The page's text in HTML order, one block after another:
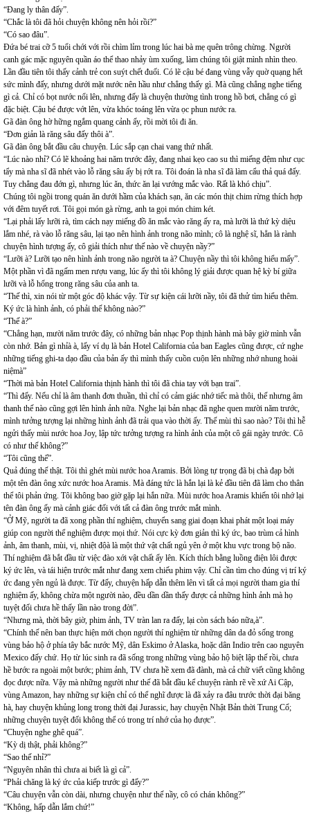
“Đang ly thân đấy”.
“Chắc là tôi đã hỏi chuyện không nên hỏi rồi?”
“Có sao đâu”.
Đứa bé trai cỡ 5 tuổi chới với rồi chìm lỉm trong lúc hai bà mẹ quên trông chừng. Người
canh gác mặc nguyên quần áo thể thao nhảy ùm xuống, làm chúng tôi giật mình nhìn theo.
Lần đầu tiên tôi thấy cảnh trẻ con suýt chết đuối. Có lẽ cậu bé đang vùng vẫy quờ quạng hết
sức mình đấy, nhưng dưới mặt nước nên hầu như chẳng thấy gì. Mà cũng chẳng nghe tiếng
gì cả. Chỉ có bọt nước nổi lên, nhưng đấy là chuyện thường tình trong hồ bơi, chẳng có gì
đặc biệt. Cậu bé được vớt lên, vừa khóc toáng lên vừa ọc phun nước ra.
Gã đàn ông hờ hững ngắm quang cảnh ấy, rồi mời tôi đi ăn.
“Đơn giản là răng sâu đấy thôi à”.
Gã đàn ông bắt đầu câu chuyện. Lúc sắp cạn chai vang thứ nhất.
“Lúc nào nhỉ? Có lẽ khoảng hai năm trước đây, đang nhai kẹo cao su thì miếng đệm như cục
tẩy mà nha sĩ đã nhét vào lỗ răng sâu ấy bị rớt ra. Tôi đoán là nha sĩ đã làm cẩu thả quá đấy.
Tuy chẳng đau đớn gì, nhưng lúc ăn, thức ăn lại vướng mắc vào. Rất là khó chịu”.
Chúng tôi ngồi trong quán ăn dưới hầm của khách sạn, ăn các món thịt chim rừng thích hợp
với đêm tuyết rơi. Tôi gọi món gà rừng, anh ta gọi món chim két.
“Lại phải lấy lưỡi rà, tìm cách nạy miếng đồ ăn mắc vào răng ấy ra, mà lưỡi là thứ kỳ diệu
lắm nhé, rà vào lỗ răng sâu, lại tạo nên hình ảnh trong não mình; cô là nghệ sĩ, hẳn là rành
chuyện hình tượng ấy, cô giải thích như thế nào về chuyện nầy?”
“Lưỡi à? Lưỡi tạo nên hình ảnh trong não người ta à? Chuyện nầy thì tôi không hiểu mấy”.
Một phần vì đã ngấm men rượu vang, lúc ấy thì tôi không lý giải được quan hệ kỳ bí giữa
lưỡi và lỗ hổng trong răng sâu của anh ta.
“Thế thì, xin nói từ một góc độ khác vậy. Từ sự kiện cái lưỡi nầy, tôi đã thử tìm hiểu thêm.
Ký ức là hình ảnh, có phải thế không nào?”
“Thế à?”
“Chẳng hạn, mười năm trước đây, có những bản nhạc Pop thịnh hành mà bây giờ mình vẫn
còn nhớ. Bản gì nhỉà à, lấy ví dụ là bản Hotel California của ban Eagles cũng được, cứ nghe
những tiếng ghi-ta dạo đầu của bản ấy thì mình thấy cuồn cuộn lên những nhớ nhung hoài
niệmà”
“Thời mà bản Hotel California thịnh hành thì tôi đã chia tay với bạn trai”.
“Thì đấy. Nếu chỉ là âm thanh đơn thuần, thì chỉ có cảm giác nhớ tiếc mà thôi, thế nhưng âm
thanh thế nào cũng gợi lên hình ảnh nữa. Nghe lại bản nhạc đã nghe quen mười năm trước,
mình tưởng tượng lại những hình ảnh đã trải qua vào thời ấy. Thế mùi thì sao nào? Tôi thì hễ
ngửi thấy mùi nước hoa Joy, lập tức tưởng tượng ra hình ảnh của một cô gái ngày trước. Cô
có như thế không?”
“Tôi cũng thế”.
Quả đúng thế thật. Tôi thì ghét mùi nước hoa Aramis. Bởi lòng tự trọng đã bị chà đạp bởi
một tên đàn ông xức nước hoa Aramis. Mà đáng tức là hắn lại là kẻ đầu tiên đã làm cho thân
thể tôi phản ứng. Tôi không bao giờ gặp lại hắn nữa. Mùi nước hoa Aramis khiến tôi nhớ lại
tên đàn ông ấy mà cảnh giác đối với tất cả đàn ông trước mắt mình.
“Ở Mỹ, người ta đã xong phần thí nghiệm, chuyển sang giai đoạn khai phát một loại máy
giúp con người thể nghiệm được mọi thứ. Nói cực kỳ đơn giản thì ký ức, bao trùm cả hình
ảnh, âm thanh, mùi, vị, nhiệt độà là một thứ vật chất ngủ yên ở một khu vực trong bộ não.
Thí nghiệm đã bắt đầu từ việc đào xới vật chất ấy lên. Kích thích bằng luồng điện lôi được
ký ức lên, và tái hiện trước mắt như đang xem chiếu phim vậy. Chỉ cần tìm cho đúng vị trí ký
ức đang yên ngủ là được. Từ đấy, chuyện hấp dẫn thêm lên vì tất cả mọi người tham gia thí
nghiệm ấy, không chừa một người nào, đều dần dần thấy được cả những hình ảnh mà họ
tuyệt đối chưa hề thấy lần nào trong đời”.
“Nhưng mà, thời bây giờ, phim ảnh, TV tràn lan ra đấy, lại còn sách báo nữa,à”.
“Chính thế nên ban thực hiện mới chọn người thí nghiệm từ những dân da đỏ sống trong
vùng bảo hộ ở phía tây bắc nước Mỹ, dân Eskimo ở Alaska, hoặc dân Indio trên cao nguyên
Mexico đấy chứ. Họ từ lúc sinh ra đã sống trong những vùng bảo hộ biệt lập thế rồi, chưa
hề bước ra ngoài một bước; phim ảnh, TV chưa hề xem đã đành, mà cả chữ viết cũng không
đọc được nữa. Vậy mà những người như thế đã bắt đầu kể chuyện rành rẽ về xứ Ai Cập,
vùng Amazon, hay những sự kiện chỉ có thể nghĩ được là đã xảy ra đâu trước thời đại băng
hà, hay chuyện khủng long trong thời đại Jurassic, hay chuyện Nhật Bản thời Trung Cổ;
những chuyện tuyệt đối không thể có trong trí nhớ của họ được”.
“Chuyện nghe ghê quá”.
“Kỳ dị thật, phải không?”
“Sao thế nhỉ?”
“Nguyên nhân thì chưa ai biết là gì cả”.
“Phải chăng là ký ức của kiếp trước gì đấy?”
“Câu chuyện vẫn còn dài, nhưng chuyện như thế nầy, cô có chán không?”
“Không, hấp dẫn lắm chứ!”